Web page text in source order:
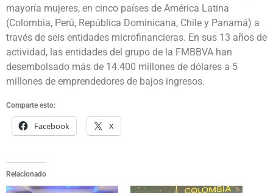
mayoría mujeres, en cinco países de América Latina
(Colombia, Perú, República Dominicana, Chile y Panamá) a
través de seis entidades microfinancieras. En sus 13 años de
actividad, las entidades del grupo de la FMBBVA han
desembolsado más de 14.400 millones de dólares a 5
millones de emprendedores de bajos ingresos.
Comparte esto:
Facebook X
Relacionado